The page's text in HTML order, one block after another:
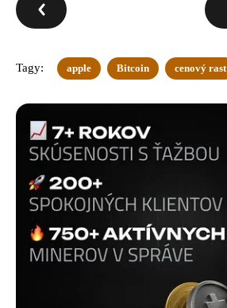
Tagy: apple Bitcoin cenový rast